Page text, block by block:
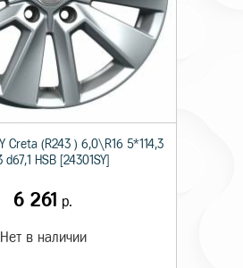
Creta (R243 ) 6,0\R16 5*114,3
d67,1 HSB [24301SY]
6 261 р.
Нет в наличии